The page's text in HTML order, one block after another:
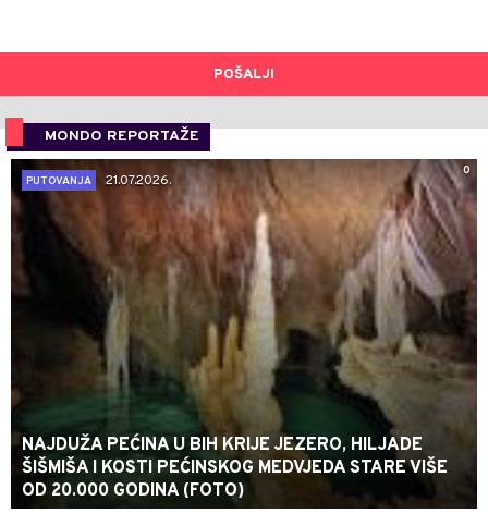
POŠALJI
MONDO REPORTAŽE
0
PUTOVANJA
21.07.2026.
NAJDUŽA PEĆINA U BIH KRIJE JEZERO, HILJADE
ŠIŠMIŠA I KOSTI PEĆINSKOG MEDVJEDA STARE VIŠE
OD 20.000 GODINA (FOTO)